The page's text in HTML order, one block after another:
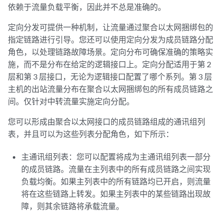
依赖于流量负载平衡，因此并不总是准确的。
定向分发可提供一种机制，让流量通过聚合以太网捆绑包的
指定链路进行引导。您还可以使用定向分发为成员链路分配
角色，以处理链路故障场景。定向分布可确保准确的策略实
施，而不是分布在给定的逻辑接口上。定向分配适用于第 2
层和第 3 层接口，无论为逻辑接口配置了哪个系列。第 3 层
主机的出站流量分布在聚合以太网捆绑包的所有成员链路之
间。仅针对中转流量实施定向分配。
您可以形成由聚合以太网接口的成员链路组成的通讯组列
表，并且可以为这些列表分配角色，如下所示：
主通讯组列表：您可以配置将成为主通讯组列表一部分
的成员链路。流量在主列表中的所有成员链路之间实现
负载均衡。如果主列表中的所有链路均已开启，则流量
将在这些链路上转发。如果主列表中的某些链路出现故
障，则其余链路将承载流量。